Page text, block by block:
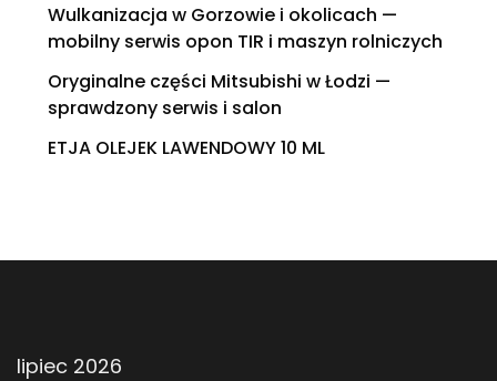
Wulkanizacja w Gorzowie i okolicach —
mobilny serwis opon TIR i maszyn rolniczych
Oryginalne części Mitsubishi w Łodzi —
sprawdzony serwis i salon
ETJA OLEJEK LAWENDOWY 10 ML
lipiec 2026